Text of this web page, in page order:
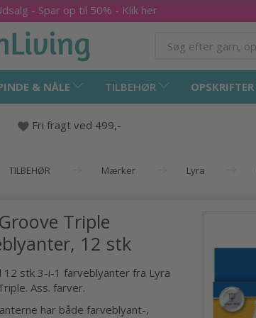
- Spar op til 50% - Klik her
& NÅLE TILBEHØR OPSKRIFTER
Fri fragt ved 499,-
TILBEHØR Mærker Lyra
Triple
12 stk
12 stk 3-i-1 farveblyanter fra Lyra
Ass. farver.
har både farveblyant-,